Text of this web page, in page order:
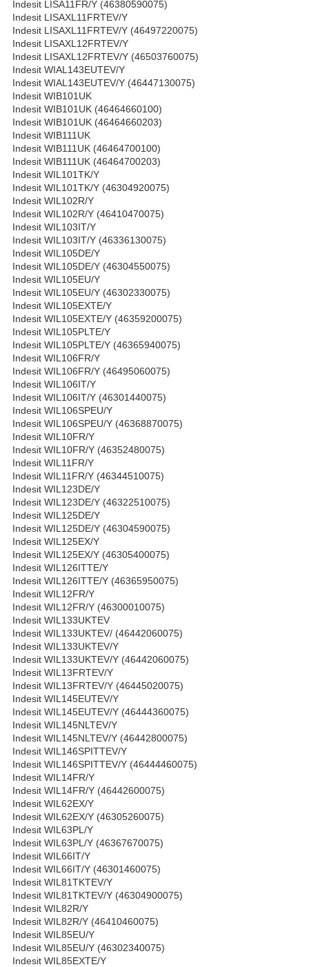
Indesit LISA11FR/Y (46380590075)
Indesit LISAXL11FRTEV/Y
Indesit LISAXL11FRTEV/Y (46497220075)
Indesit LISAXL12FRTEV/Y
Indesit LISAXL12FRTEV/Y (46503760075)
Indesit WIAL143EUTEV/Y
Indesit WIAL143EUTEV/Y (46447130075)
Indesit WIB101UK
Indesit WIB101UK (46464660100)
Indesit WIB101UK (46464660203)
Indesit WIB111UK
Indesit WIB111UK (46464700100)
Indesit WIB111UK (46464700203)
Indesit WIL101TK/Y
Indesit WIL101TK/Y (46304920075)
Indesit WIL102R/Y
Indesit WIL102R/Y (46410470075)
Indesit WIL103IT/Y
Indesit WIL103IT/Y (46336130075)
Indesit WIL105DE/Y
Indesit WIL105DE/Y (46304550075)
Indesit WIL105EU/Y
Indesit WIL105EU/Y (46302330075)
Indesit WIL105EXTE/Y
Indesit WIL105EXTE/Y (46359200075)
Indesit WIL105PLTE/Y
Indesit WIL105PLTE/Y (46365940075)
Indesit WIL106FR/Y
Indesit WIL106FR/Y (46495060075)
Indesit WIL106IT/Y
Indesit WIL106IT/Y (46301440075)
Indesit WIL106SPEU/Y
Indesit WIL106SPEU/Y (46368870075)
Indesit WIL10FR/Y
Indesit WIL10FR/Y (46352480075)
Indesit WIL11FR/Y
Indesit WIL11FR/Y (46344510075)
Indesit WIL123DE/Y
Indesit WIL123DE/Y (46322510075)
Indesit WIL125DE/Y
Indesit WIL125DE/Y (46304590075)
Indesit WIL125EX/Y
Indesit WIL125EX/Y (46305400075)
Indesit WIL126ITTE/Y
Indesit WIL126ITTE/Y (46365950075)
Indesit WIL12FR/Y
Indesit WIL12FR/Y (46300010075)
Indesit WIL133UKTEV
Indesit WIL133UKTEV/ (46442060075)
Indesit WIL133UKTEV/Y
Indesit WIL133UKTEV/Y (46442060075)
Indesit WIL13FRTEV/Y
Indesit WIL13FRTEV/Y (46445020075)
Indesit WIL145EUTEV/Y
Indesit WIL145EUTEV/Y (46444360075)
Indesit WIL145NLTEV/Y
Indesit WIL145NLTEV/Y (46442800075)
Indesit WIL146SPITTEV/Y
Indesit WIL146SPITTEV/Y (46444460075)
Indesit WIL14FR/Y
Indesit WIL14FR/Y (46442600075)
Indesit WIL62EX/Y
Indesit WIL62EX/Y (46305260075)
Indesit WIL63PL/Y
Indesit WIL63PL/Y (46367670075)
Indesit WIL66IT/Y
Indesit WIL66IT/Y (46301460075)
Indesit WIL81TKTEV/Y
Indesit WIL81TKTEV/Y (46304900075)
Indesit WIL82R/Y
Indesit WIL82R/Y (46410460075)
Indesit WIL85EU/Y
Indesit WIL85EU/Y (46302340075)
Indesit WIL85EXTE/Y